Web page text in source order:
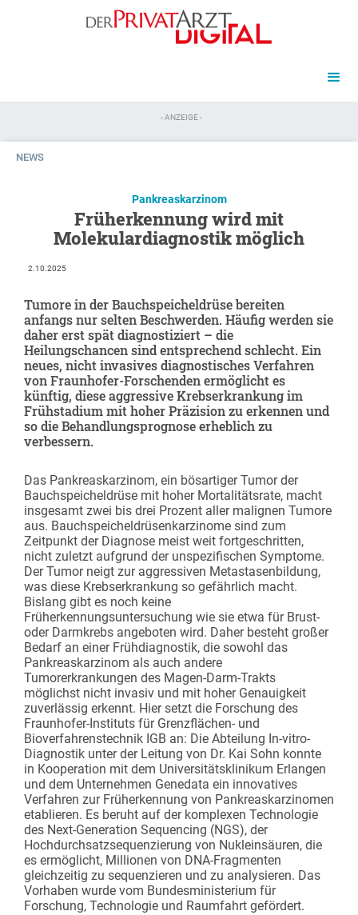
- ANZEIGE -
NEWS
Pankreaskarzinom
Früherkennung wird mit
Molekulardiagnostik möglich
2.10.2025
Tumore in der Bauchspeicheldrüse bereiten
anfangs nur selten Beschwerden. Häufig werden sie
daher erst spät diagnostiziert – die
Heilungschancen sind entsprechend schlecht. Ein
neues, nicht invasives diagnostisches Verfahren
von Fraunhofer-Forschenden ermöglicht es
künftig, diese aggressive Krebserkrankung im
Frühstadium mit hoher Präzision zu erkennen und
so die Behandlungsprognose erheblich zu
verbessern.
Das Pankreaskarzinom, ein bösartiger Tumor der
Bauchspeicheldrüse mit hoher Mortalitätsrate, macht
insgesamt zwei bis drei Prozent aller malignen Tumore
aus. Bauchspeicheldrüsenkarzinome sind zum
Zeitpunkt der Diagnose meist weit fortgeschritten,
nicht zuletzt aufgrund der unspezifischen Symptome.
Der Tumor neigt zur aggressiven Metastasenbildung,
was diese Krebserkrankung so gefährlich macht.
Bislang gibt es noch keine
Früherkennungsuntersuchung wie sie etwa für Brust-
oder Darmkrebs angeboten wird. Daher besteht großer
Bedarf an einer Frühdiagnostik, die sowohl das
Pankreaskarzinom als auch andere
Tumorerkrankungen des Magen-Darm-Trakts
möglichst nicht invasiv und mit hoher Genauigkeit
zuverlässig erkennt. Hier setzt die Forschung des
Fraunhofer-Instituts für Grenzflächen- und
Bioverfahrenstechnik IGB an: Die Abteilung In-vitro-
Diagnostik unter der Leitung von Dr. Kai Sohn konnte
in Kooperation mit dem Universitätsklinikum Erlangen
und dem Unternehmen Genedata ein innovatives
Verfahren zur Früherkennung von Pankreaskarzinomen
etablieren. Es beruht auf der komplexen Technologie
des Next-Generation Sequencing (NGS), der
Hochdurchsatzsequenzierung von Nukleinsäuren, die
es ermöglicht, Millionen von DNA-Fragmenten
gleichzeitig zu sequenzieren und zu analysieren. Das
Vorhaben wurde vom Bundesministerium für
Forschung, Technologie und Raumfahrt gefördert.